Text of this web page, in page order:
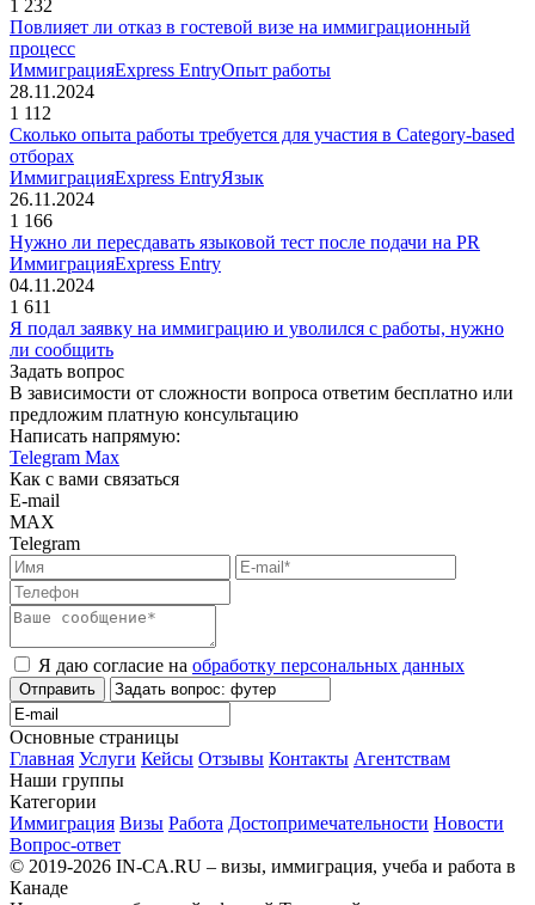
1 232
Повлияет ли отказ в гостевой визе на иммиграционный
процесс
ИммиграцияExpress EntryОпыт работы
28.11.2024
1 112
Сколько опыта работы требуется для участия в Category-based
отборах
ИммиграцияExpress EntryЯзык
26.11.2024
1 166
Нужно ли пересдавать языковой тест после подачи на PR
ИммиграцияExpress Entry
04.11.2024
1 611
Я подал заявку на иммиграцию и уволился с работы, нужно
ли сообщить
Задать вопрос
В зависимости от сложности вопроса ответим бесплатно или
предложим платную консультацию
Написать напрямую:
Telegram Max
Как с вами связаться
E-mail
MAX
Telegram
Я даю согласие на обработку персональных данных
Отправить
Основные страницы
Главная Услуги Кейсы Отзывы Контакты Агентствам
Наши группы
Категории
Иммиграция Визы Работа Достопримечательности Новости
Вопрос-ответ
© 2019-2026 IN-CA.RU – визы, иммиграция, учеба и работа в
Канаде